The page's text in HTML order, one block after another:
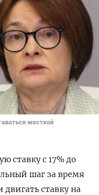
жесткой
ставку с 17% до
шаг за время
ставку на